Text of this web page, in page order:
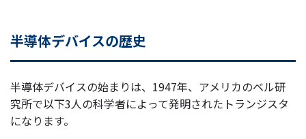
半導体デバイスの歴史
半導体デバイスの始まりは、1947年、アメリカのベル研
究所で以下3人の科学者によって発明されたトランジスタ
になります。